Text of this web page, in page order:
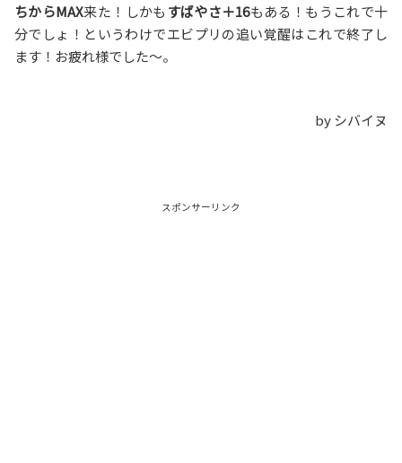
ちからMAX来た！しかも すばやさ＋16もある！もうこれで十
分でしょ！というわけでエビプリの追い覚醒はこれで終了し
ます！お疲れ様でした〜。
by シバイヌ
スポンサーリンク